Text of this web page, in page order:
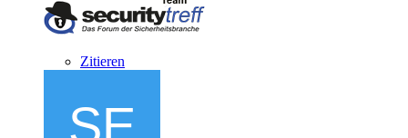
Zitieren